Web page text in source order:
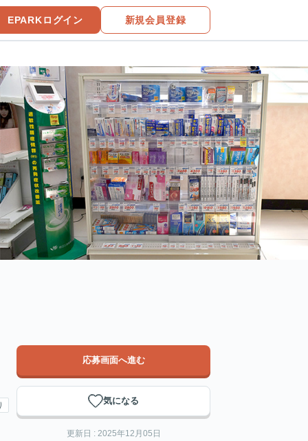
EPARKログイン 新規会員登録
応募画面へ進む
気になる
更新日 : 2025年12月05日